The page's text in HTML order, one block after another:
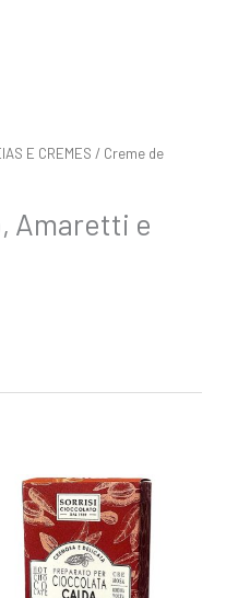
E CREMES / Creme de
Amaretti e